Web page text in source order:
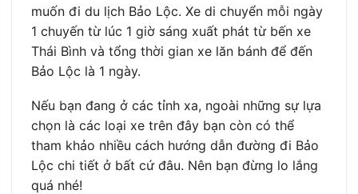
muốn đi du lịch Bảo Lộc. Xe di chuyển mỗi ngày
1 chuyến từ lúc 1 giờ sáng xuất phát từ bến xe
Thái Bình và tổng thời gian xe lăn bánh để đến
Bảo Lộc là 1 ngày.
Nếu bạn đang ở các tỉnh xa, ngoài những sự lựa
chọn là các loại xe trên đây bạn còn có thể
tham khảo nhiều cách hướng dẫn đường đi Bảo
Lộc chi tiết ở bất cứ đâu. Nên bạn đừng lo lắng
quá nhé!